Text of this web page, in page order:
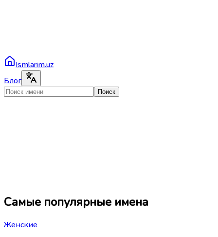
Ismlarim.uz
Блог
Поиск
Самые популярные имена
Женские